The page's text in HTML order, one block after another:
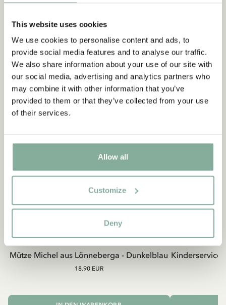
This website uses cookies
We use cookies to personalise content and ads, to
provide social media features and to analyse our traffic.
We also share information about your use of our site with
our social media, advertising and analytics partners who
may combine it with other information that you’ve
provided to them or that they’ve collected from your use
of their services.
Allow all
Customize
Deny
NEU
Mütze Michel aus Lönneberga - Dunkelblau
18.90 EUR
Kinderservice